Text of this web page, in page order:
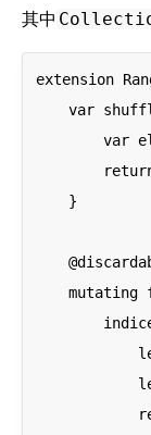
其中
extension